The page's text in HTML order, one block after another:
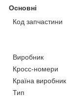
Основні
Код запчастини
Виробник
Кросс-номери
Країна виробник
Тип